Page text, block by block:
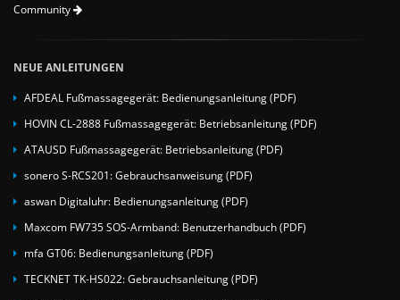
Community
NEUE ANLEITUNGEN
AFDEAL Fußmassagegerät: Bedienungsanleitung (PDF)
HOVIN CL-2888 Fußmassagegerät: Betriebsanleitung (PDF)
ATAUSD Fußmassagegerät: Betriebsanleitung (PDF)
sonero S-RCS201: Gebrauchsanweisung (PDF)
aswan Digitaluhr: Bedienungsanleitung (PDF)
Maxcom FW735 SOS-Armband: Benutzerhandbuch (PDF)
mfa GT06: Bedienungsanleitung (PDF)
TECKNET TK-HS022: Gebrauchsanleitung (PDF)